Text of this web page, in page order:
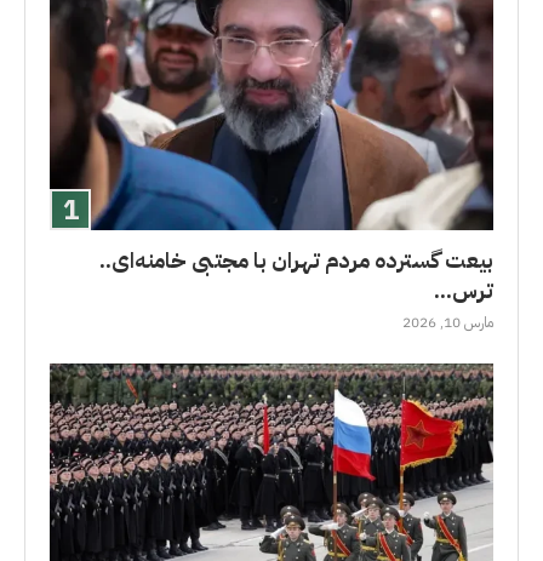
بیعت گسترده مردم تهران با مجتبی خامنه‌ای..
ترس...
مارس 10, 2026